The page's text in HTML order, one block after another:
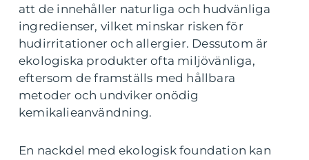
att de innehåller naturliga och hudvänliga
ingredienser, vilket minskar risken för
hudirritationer och allergier. Dessutom är
ekologiska produkter ofta miljövänliga,
eftersom de framställs med hållbara
metoder och undviker onödig
kemikalieanvändning.
En nackdel med ekologisk foundation kan